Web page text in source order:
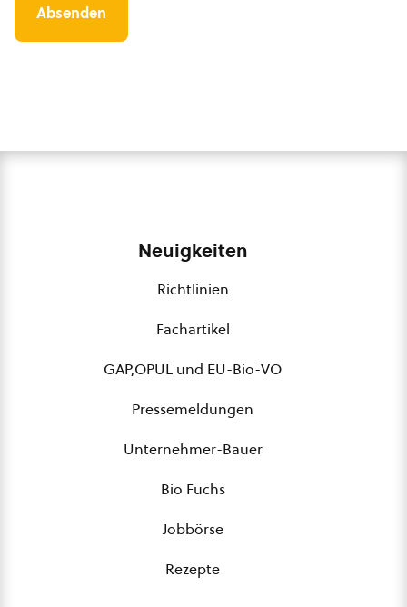
Neuigkeiten
Richtlinien
Fachartikel
GAP,ÖPUL und EU-Bio-VO
Pressemeldungen
Unternehmer-Bauer
Bio Fuchs
Jobbörse
Rezepte